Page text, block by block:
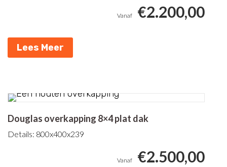
€2.200,00
Lees Meer
Douglas overkapping 8×4 plat dak
Details: 800x400x239
€2.500,00